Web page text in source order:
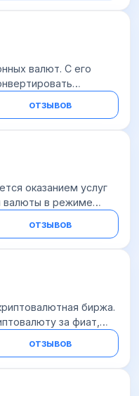
валют. С его
токенов – Bitcoin,
Chainlink и др.),
отзывов
оказанием услуг
валюты в режиме
резервы
с
отзывов
биржа.
за фиат,
и
с фьючерсами
отзывов